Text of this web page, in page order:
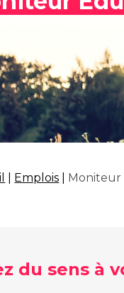
Emplois Moniteur
du sens à